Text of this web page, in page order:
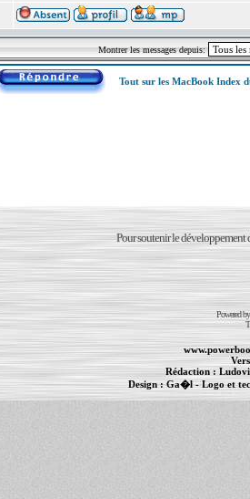
Montrer les messages depuis:
Tout sur les MacBook Index
Pour soutenir le développement
Powered
Rédaction :
Design :Ga�l- Logo et
PowerBook- MacBook Pro